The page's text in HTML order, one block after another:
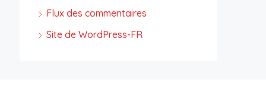
Flux des commentaires
Site de WordPress-FR